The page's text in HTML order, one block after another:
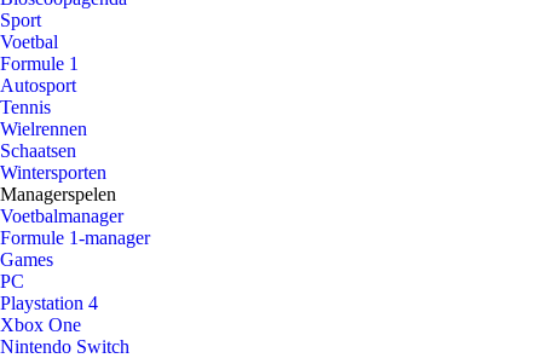
Sport
Voetbal
Formule 1
Autosport
Tennis
Wielrennen
Schaatsen
Wintersporten
Managerspelen
Voetbalmanager
Formule 1-manager
Games
PC
Playstation 4
Xbox One
Nintendo Switch